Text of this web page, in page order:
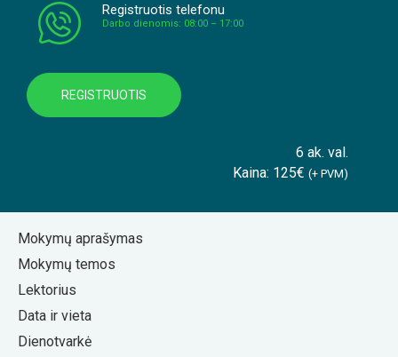
Registruotis telefonu
Darbo dienomis: 08:00 – 17:00
REGISTRUOTIS
6 ak. val.
Kaina: 125€ (+ PVM)
Mokymų aprašymas
Mokymų temos
Lektorius
Data ir vieta
Dienotvarkė